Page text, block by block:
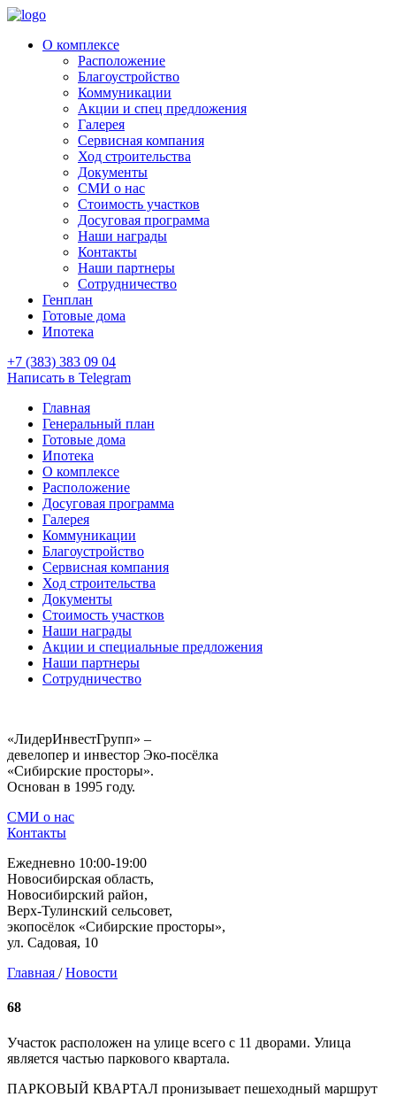
О комплексе
Расположение
Благоустройство
Коммуникации
Акции и спец предложения
Галерея
Сервисная компания
Ход строительства
Документы
СМИ о нас
Стоимость участков
Досуговая программа
Наши награды
Контакты
Наши партнеры
Сотрудничество
Генплан
Готовые дома
Ипотека
+7 (383) 383 09 04
Написать в Telegram
Главная
Генеральный план
Готовые дома
Ипотека
О комплексе
Расположение
Досуговая программа
Галерея
Коммуникации
Благоустройство
Сервисная компания
Ход строительства
Документы
Стоимость участков
Наши награды
Акции и специальные предложения
Наши партнеры
Сотрудничество
«ЛидерИнвестГрупп» –
девелопер и инвестор Эко-посёлка
«Сибирские просторы».
Основан в 1995 году.
СМИ о нас
Контакты
Ежедневно 10:00-19:00
Новосибирская область,
Новосибирский район,
Верх-Тулинский сельсовет,
экопосёлок «Сибирские просторы»,
ул. Садовая, 10
Главная / Новости
68
Участок расположен на улице всего с 11 дворами. Улица
является частью паркового квартала.
ПАРКОВЫЙ КВАРТАЛ пронизывает пешеходный маршрут